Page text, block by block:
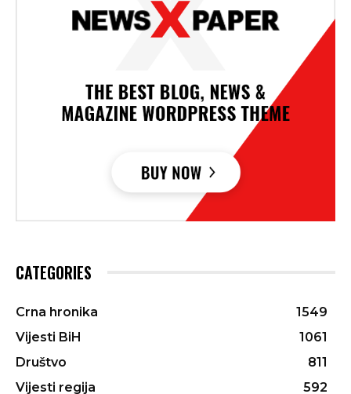
CATEGORIES
Crna hronika
1549
Vijesti BiH
1061
Društvo
811
Vijesti regija
592